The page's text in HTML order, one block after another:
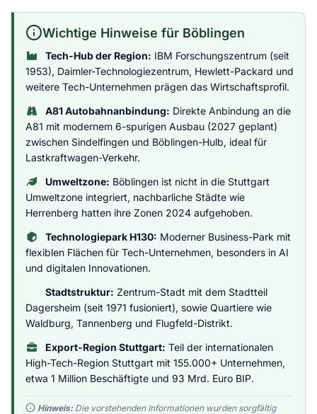
Wichtige Hinweise für Böblingen
Tech-Hub der Region: IBM Forschungszentrum (seit
1953), Daimler-Technologiezentrum, Hewlett-Packard und
weitere Tech-Unternehmen prägen das Wirtschaftsprofil.
A81 Autobahnanbindung: Direkte Anbindung an die
A81 mit modernem 6-spurigen Ausbau (2027 geplant)
zwischen Sindelfingen und Böblingen-Hulb, ideal für
Lastkraftwagen-Verkehr.
Umweltzone: Böblingen ist nicht in die Stuttgart
Umweltzone integriert, nachbarliche Städte wie
Herrenberg hatten ihre Zonen 2024 aufgehoben.
Technologiepark H130: Moderner Business-Park mit
flexiblen Flächen für Tech-Unternehmen, besonders in AI
und digitalen Innovationen.
Stadtstruktur: Zentrum-Stadt mit dem Stadtteil
Dagersheim (seit 1971 fusioniert), sowie Quartiere wie
Waldburg, Tannenberg und Flugfeld-Distrikt.
Export-Region Stuttgart: Teil der internationalen
High-Tech-Region Stuttgart mit 155.000+ Unternehmen,
etwa 1 Million Beschäftigte und 93 Mrd. Euro BIP.
Hinweis:Die vorstehenden Informationen wurden sorgfältig